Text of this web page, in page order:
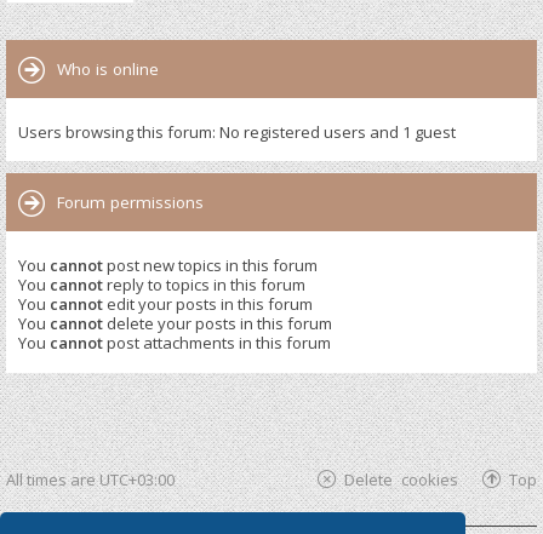
Who is online
Users browsing this forum: No registered users and 1 guest
Forum permissions
You cannotpost new topics in this forum
You cannotreply to topics in this forum
You cannot edit your posts in this forum
You cannot delete your posts in this forum
You cannotpost attachments in this forum
All times areUTC+03:00 Top
Delete cookies